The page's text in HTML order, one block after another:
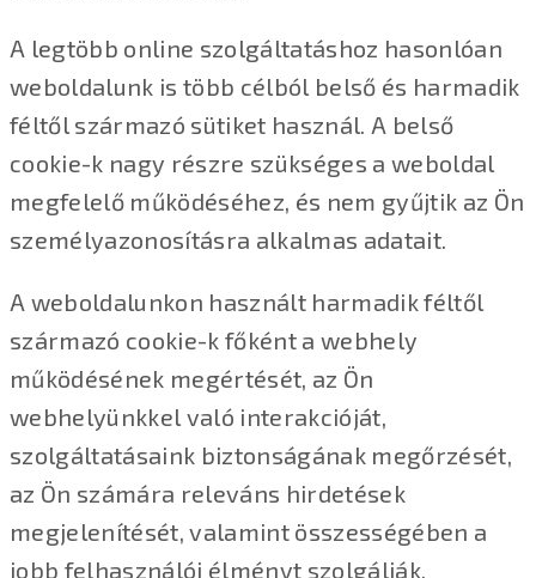
A legtöbb online szolgáltatáshoz hasonlóan
weboldalunk is több célból belső és harmadik
féltől származó sütiket használ. A belső
cookie-k nagy részre szükséges a weboldal
megfelelő működéséhez, és nem gyűjtik az Ön
személyazonosításra alkalmas adatait.
A weboldalunkon használt harmadik féltől
származó cookie-k főként a webhely
működésének megértését, az Ön
webhelyünkkel való interakcióját,
szolgáltatásaink biztonságának megőrzését,
az Ön számára releváns hirdetések
megjelenítését, valamint összességében a
jobb felhasználói élményt szolgálják,